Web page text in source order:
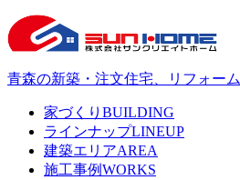
青森の新築・注文住宅、リフォーム
家づくり BUILDING
ラインナップLINEUP
建築エリアAREA
施工事例WORKS